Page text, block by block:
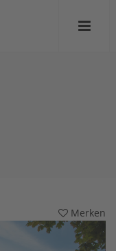
Merken